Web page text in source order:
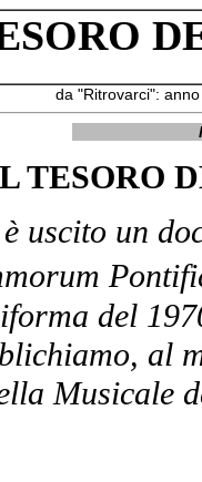
da "Ritrovarci":
TESORO
uscito un
del
al
Musicale